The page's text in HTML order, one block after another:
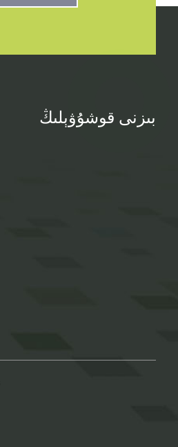
بىزنى قوشۇۋېلىڭ